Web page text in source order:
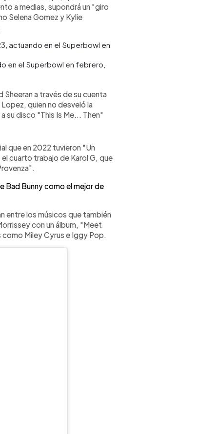
a medias, supondrá un "giro
Selena Gomez y Kylie
en el Superbowl en febrero,
a través de su cuenta
quien no desveló la
su disco "This Is Me... Then"
que en 2022 tuvieron "Un
cuarto trabajo de Karol G, que
Bad Bunny como el mejor de
entre los músicos que también
con un álbum, "Meet
Miley Cyrus e Iggy Pop.